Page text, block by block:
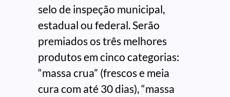
selo de inspeção municipal,
estadual ou federal. Serão
premiados os três melhores
produtos em cinco categorias:
“massa crua” (frescos e meia
cura com até 30 dias), “massa